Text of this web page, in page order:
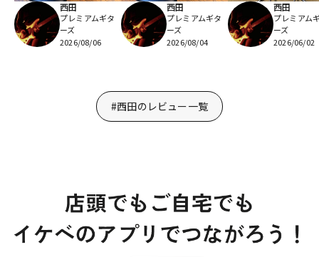
西田
プレミアムギタ
ーズ
2026/08/06
西田
プレミアムギタ
ーズ
2026/08/04
西田
プレミアム
ーズ
2026/06/02
#西田のレビュー一覧